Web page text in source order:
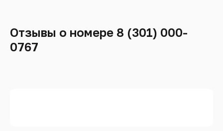
Отзывы о номере 8 (301) 000-
0767